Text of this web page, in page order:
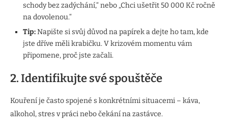
schody bez zadýchání,“ nebo „Chci ušetřit 50 000 Kč ročně
na dovolenou.“
Tip:Napište si svůj důvod na papírek a dejte ho tam, kde
jste dříve měli krabičku. V krizovém momentu vám
připomene, proč jste začali.
2. Identifikujte své spouštěče
Kouření je často spojené s konkrétními situacemi – káva,
alkohol, stres v práci nebo čekání na zastávce.